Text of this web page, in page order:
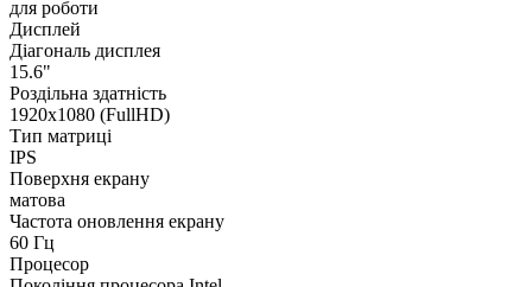
для роботи
Дисплей
Діагональ дисплея
15.6"
Роздільна здатність
1920х1080 (FullHD)
Тип матриці
IPS
Поверхня екрану
матова
Частота оновлення екрану
60 Гц
Процесор